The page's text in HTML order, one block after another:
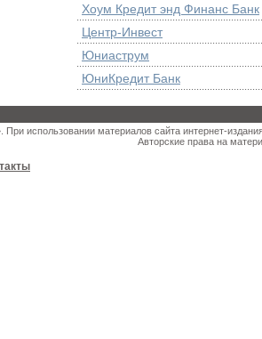
Хоум Кредит энд Финанс Банк
Центр-Инвест
Юниаструм
ЮниКредит Банк
использовании материалов сайта интернет-
Авторские права на